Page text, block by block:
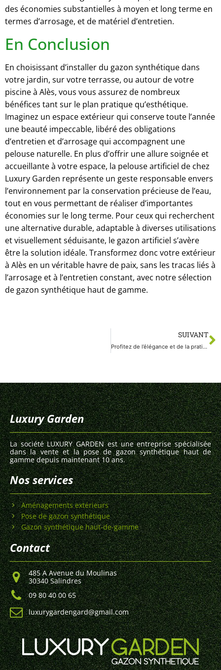
des économies substantielles à moyen et long terme en
termes d’arrosage, et de matériel d’entretien.
En Conclusion
En choisissant d’installer du gazon synthétique dans
votre jardin, sur votre terrasse, ou autour de votre
piscine à Alès, vous vous assurez de nombreux
bénéfices tant sur le plan pratique qu’esthétique.
Imaginez un espace extérieur qui conserve toute l’année
une beauté impeccable, libéré des obligations
d’entretien et d’arrosage qui accompagnent une
pelouse naturelle. En plus d’offrir une allure soignée et
accueillante à votre espace, la pelouse artificiel de chez
Luxury Garden représente un geste responsable envers
l’environnement par la conservation précieuse de l’eau,
tout en vous permettant de réaliser d’importantes
économies sur le long terme. Pour ceux qui recherchent
une alternative durable, adaptable à diverses utilisations
et visuellement séduisante, le gazon artificiel s’avère
être la solution idéale. Transformez donc votre extérieur
à Alès en un véritable havre de paix, sans les tracas liés à
l’arrosage et à l’entretien constant, avec notre sélection
de gazon synthétique haut de gamme.
SUIVANT
Profitez de l’élégance et de la praticité du gazon synthétique dans le département du Gard :
Luxury Garden
La société LUXURY GARDEN est une entreprise spécialisée
dans la vente et la pose de gazon synthétique haut de
gamme depuis maintenant 10 ans.
Nos services
Aménagements extérieurs
Pose de gazon synthétique
Gazon synthétique haut-de-gamme
Contact
485 A Avenue du Moulinas
30340 Salindres
09 80 40 00 65
luxurygardengard@gmail.com